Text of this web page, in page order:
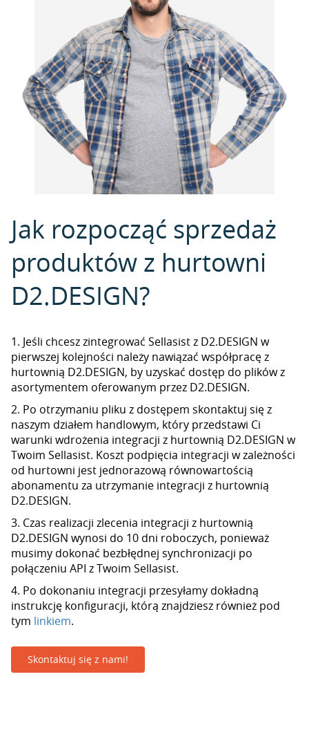
Jak rozpocząć sprzedaż
produktów z hurtowni
D2.DESIGN?
1. Jeśli chcesz zintegrować Sellasist z D2.DESIGN w
pierwszej kolejności należy nawiązać współpracę z
hurtownią D2.DESIGN, by uzyskać dostęp do plików z
asortymentem oferowanym przez D2.DESIGN.
2. Po otrzymaniu pliku z dostępem skontaktuj się z
naszym działem handlowym, który przedstawi Ci
warunki wdrożenia integracji z hurtownią D2.DESIGN w
Twoim Sellasist. Koszt podpięcia integracji w zależności
od hurtowni jest jednorazową równowartością
abonamentu za utrzymanie integracji z hurtownią
D2.DESIGN.
3. Czas realizacji zlecenia integracji z hurtownią
D2.DESIGN wynosi do 10 dni roboczych, ponieważ
musimy dokonać bezbłędnej synchronizacji po
połączeniu API z Twoim Sellasist.
4. Po dokonaniu integracji przesyłamy dokładną
instrukcję konfiguracji, którą znajdziesz również pod
tym linkiem.
Skontaktuj się z nami!